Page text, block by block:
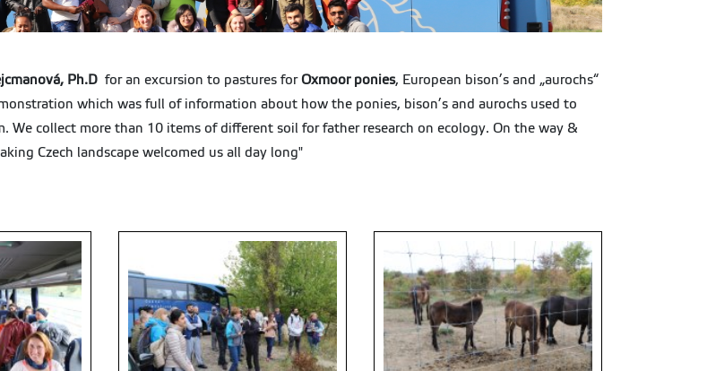
Ph.D for an excursion to pastures forOxmoor ponies, European bison’s and „aurochs“
which was full of information about how the ponies, bison’s and aurochs used to
We collect more than 10 items of different soil for father research on ecology. On the way &
Czech landscape welcomed us all day long"